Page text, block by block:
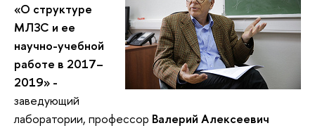
«О структуре
МЛЗС и ее
научно-учебной
работе в 2017–
2019» -
заведующий
лаборатории, профессор Валерий Алексеевич